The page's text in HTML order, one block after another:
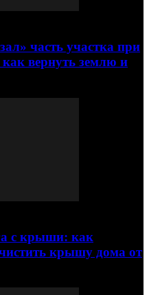
часть участка при
вернуть землю и
с крыши: как
крышу дома от